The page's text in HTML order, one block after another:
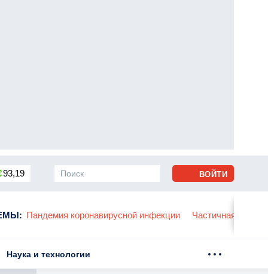
93,19
: Пандемия коронавирусной инфекции Частичная
ВОЙТИ
Наука и технологии